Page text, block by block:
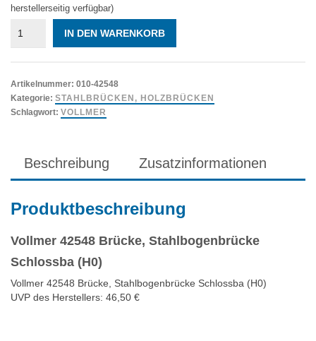
herstellerseitig verfügbar)
42548
Schlossba
Menge
IN DEN WARENKORB
Artikelnummer: 010-42548
Kategorie: STAHLBRÜCKEN, HOLZBRÜCKEN
Schlagwort: VOLLMER
Beschreibung Zusatzinformationen
Produktbeschreibung
Vollmer 42548 Brücke, Stahlbogenbrücke
Schlossba (H0)
Vollmer 42548 Brücke, Stahlbogenbrücke Schlossba (H0)
UVP des Herstellers: 46,50 €